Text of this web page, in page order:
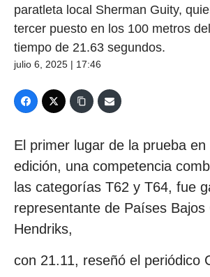
paratleta local Sherman Guity,
tercer puesto en los 100 metros
tiempo de 21.63 segundos.
julio 6, 2025 | 17:46
El primer lugar de la prueba
edición, una competencia
las categorías T62 y T64, fue
representante de Países Bajos
Hendriks,
con 21.11, reseñó el periódico